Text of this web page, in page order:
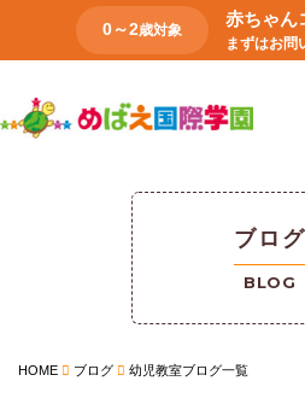
0～2歳対象
赤ちゃん
まずはお問
ブログ
BLOG
HOME ブログ 幼児教室ブログ一覧